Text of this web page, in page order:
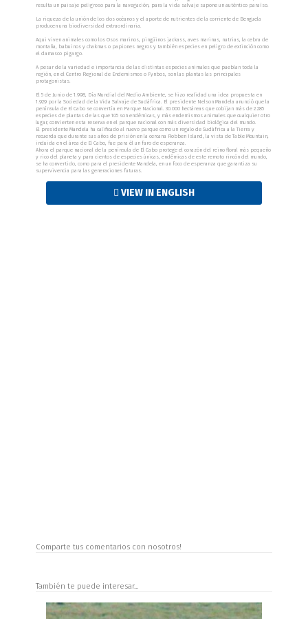
resulta un paisaje peligroso para la navegación, para la vida salvaje supone un auténtico paraíso.
La riqueza de la unión de los dos océanos y el aporte de nutrientes de la corriente de Benguela
producen una biodiversidad extraordinaria.
Aqui viven animales como los Osos marinos, pingüinos jackass, aves marinas, nutrias, la cebra de
montaña, babuinos y chakmas o papiones negros y también especies en peligro de extinción como
el damasco pigargo.
A pesar de la variedad e importancia de las distintas especies animales que pueblan toda la
región, en el Centro Regional de Endemismos o Fynbos, son las plantas las principales
protagonistas.
El 5 de Junio de 1.998, Día Mundial del Medio Ambiente, se hizo realidad una idea propuesta en
1.929 por la Sociedad de la Vida Salvaje de Sudáfrica. El presidente Nelson Mandela anunció que la
península de El Cabo se convertía en Parque Nacional. 30.000 hectáreas que cobijan más de 2.285
especies de plantas de las que 105 son endémicas, y más endemismos animales que cualquier otro
lugar, convierten esta reserva en el parque nacional con más diversidad biológica del mundo.
El presidente Mandela ha calificado al nuevo parque como un regalo de Sudáfrica a la Tierra y
recuerda que durante sus años de prisión en la cercana Robben Island, la vista de Table Mountain,
incluida en el área de El Cabo, fue para él un faro de esperanza.
Ahora el parque nacional de la península de El Cabo protege el corazón del reino floral más pequeño
y rico del planeta y para cientos de especies únicas, endémicas de este remoto rincón del mundo,
se ha convertido, como para el presidente Mandela, en un foco de esperanza que garantiza su
supervivencia para las generaciones futuras.
VIEW IN ENGLISH
Comparte tus comentarios con nosotros!
También te puede interesar...